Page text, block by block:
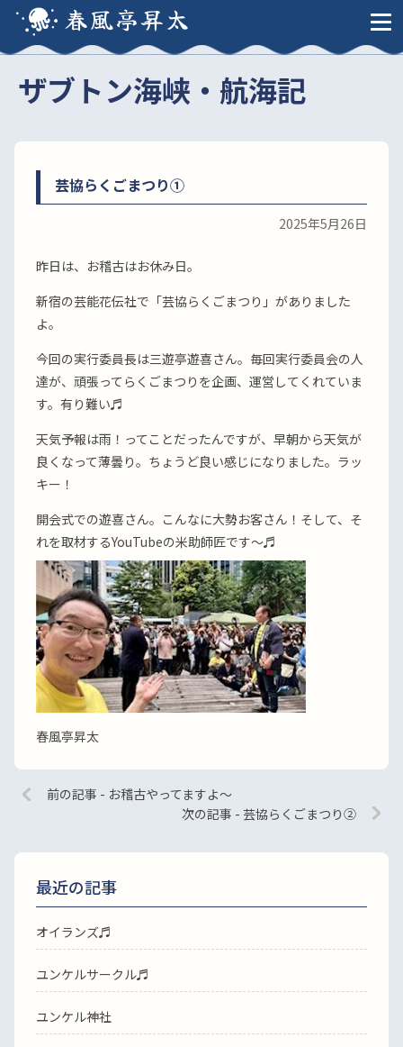
春風亭昇太
ザブトン海峡・航海記
芸協らくごまつり①
2025年5月26日
昨日は、お稽古はお休み日。
新宿の芸能花伝社で「芸協らくごまつり」がありました
よ。
今回の実行委員長は三遊亭遊喜さん。毎回実行委員会の人
達が、頑張ってらくごまつりを企画、運営してくれていま
す。有り難い♬
天気予報は雨！ってことだったんですが、早朝から天気が
良くなって薄曇り。ちょうど良い感じになりました。ラッ
キー！
開会式での遊喜さん。こんなに大勢お客さん！そして、そ
れを取材するYouTubeの米助師匠です〜♬
春風亭昇太
前の記事 - お稽古やってますよ〜
次の記事 - 芸協らくごまつり②
最近の記事
オイランズ♬
ユンケルサークル♬
ユンケル神社